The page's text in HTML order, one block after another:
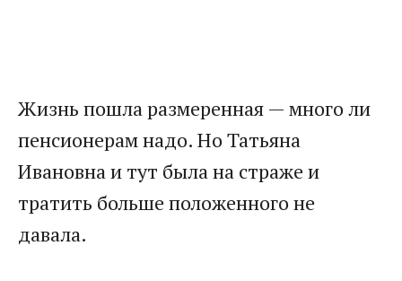
Жизнь пошла размеренная — много ли
пенсионерам надо. Но Татьяна
Ивановна и тут была на страже и
тратить больше положенного не
давала.